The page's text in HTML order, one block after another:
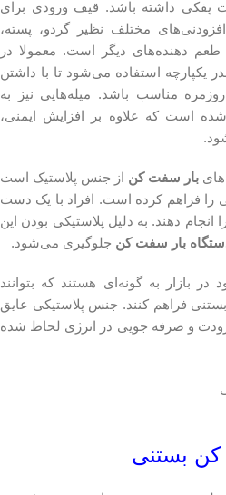
پفکی داشته باشد. قیف ورودی برای
افزودنی‌های مختلف نظیر گردو، پسته،
دهنده‌های دیگر است. معمولا در
یکپارچه استفاده می‌شود تا با داشتن
مناسب باشد. میله‌هایی نیز به
است که علاوه بر افزایش ایمنی،
بار سفت کن از جنس پلاستیک است
را فراهم کرده است. افراد با یک دست
انجام دهند. به دلیل پلاستیکی بودن این
بار سفت کن جلوگیری می‌شود.
بازار به گونه‌ای هستند که بتوانند
فراهم کنند. جنس پلاستیکی عایق
و صرفه جویی در انرژی لحاظ شده
بستنی